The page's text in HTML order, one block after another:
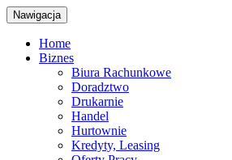
Nawigacja
Home
Biznes
Biura Rachunkowe
Doradztwo
Drukarnie
Handel
Hurtownie
Kredyty, Leasing